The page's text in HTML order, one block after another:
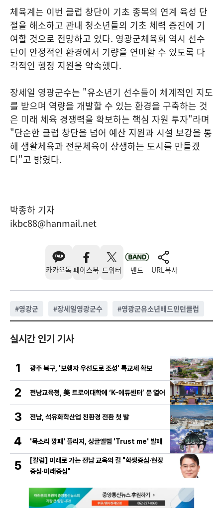
체육계는 이번 클럽 창단이 기초 종목의 연계 육성 단
절을 해소하고 관내 청소년들의 기초 체력 증진에 기
여할 것으로 전망하고 있다. 영광군체육회 역시 선수
단이 안정적인 환경에서 기량을 연마할 수 있도록 다
각적인 행정 지원을 약속했다.
장세일 영광군수는 "유소년기 선수들이 체계적인 지도
를 받으며 역량을 개발할 수 있는 환경을 구축하는 것
은 미래 체육 경쟁력을 확보하는 핵심 자원 투자"라며
"단순한 클럽 창단을 넘어 예산 지원과 시설 보강을 통
해 생활체육과 전문체육이 상생하는 도시를 만들겠
다"고 밝혔다.
박종하 기자
ikbc88@hanmail.net
카카오톡 페이스북 트위터 밴드 URL복사
#영광군 #장세일영광군수 #영광군유소년배드민턴클럽
실시간 인기 기사
1 광주 북구, '보행자 우선도로 조성' 특교세 확보
2 전남교육청, 美 트로이대학에 ‘K-에듀센터’ 문 열어
3 전남, 석유화학산업 친환경 전환 첫 발
4 '목소리 깡패' 플리지, 싱글앨범 'Trust me' 발매
5
[칼럼] 미래로 가는 전남 교육의 길 "학생중심·현장
중심·미래중심"